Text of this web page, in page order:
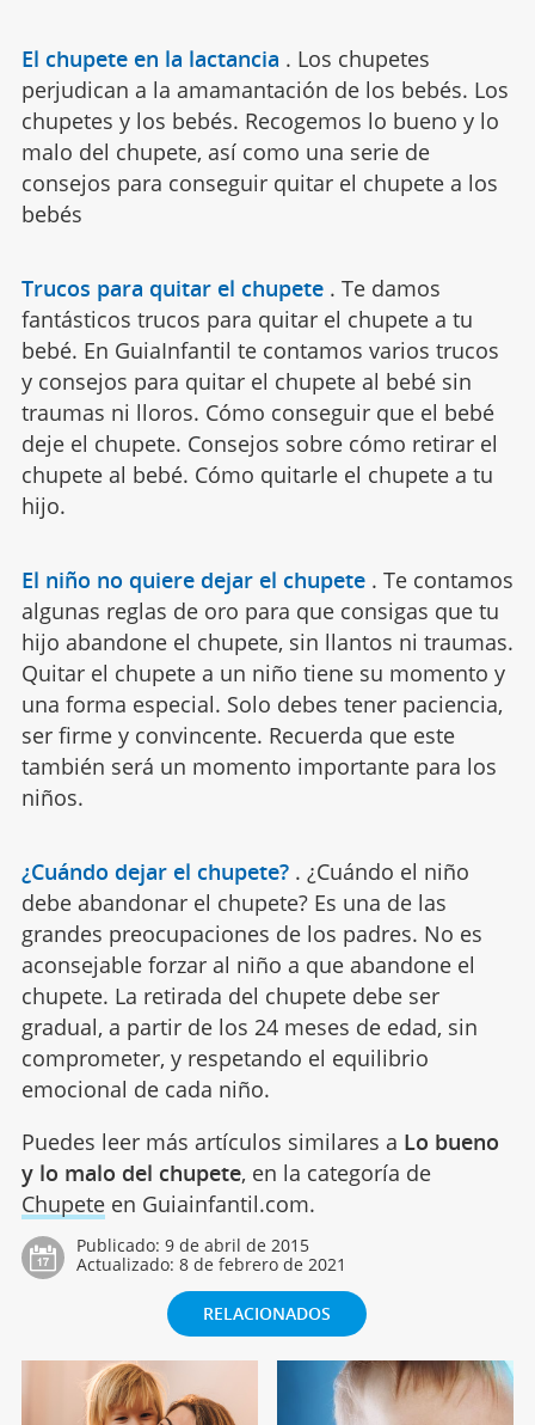
El chupete en la lactancia . Los chupetes
perjudican a la amamantación de los bebés. Los
chupetes y los bebés. Recogemos lo bueno y lo
malo del chupete, así como una serie de
consejos para conseguir quitar el chupete a los
bebés
Trucos para quitar el chupete . Te damos
fantásticos trucos para quitar el chupete a tu
bebé. En GuiaInfantil te contamos varios trucos
y consejos para quitar el chupete al bebé sin
traumas ni lloros. Cómo conseguir que el bebé
deje el chupete. Consejos sobre cómo retirar el
chupete al bebé. Cómo quitarle el chupete a tu
hijo.
El niño no quiere dejar el chupete . Te contamos
algunas reglas de oro para que consigas que tu
hijo abandone el chupete, sin llantos ni traumas.
Quitar el chupete a un niño tiene su momento y
una forma especial. Solo debes tener paciencia,
ser firme y convincente. Recuerda que este
también será un momento importante para los
niños.
¿Cuándo dejar el chupete? . ¿Cuándo el niño
debe abandonar el chupete? Es una de las
grandes preocupaciones de los padres. No es
aconsejable forzar al niño a que abandone el
chupete. La retirada del chupete debe ser
gradual, a partir de los 24 meses de edad, sin
comprometer, y respetando el equilibrio
emocional de cada niño.
Puedes leer más artículos similares a Lo bueno
y lo malo del chupete, en la categoría de
Chupeteen Guiainfantil.com.
Publicado: 9 de abril de 2015
Actualizado: 8 de febrero de 2021
RELACIONADOS